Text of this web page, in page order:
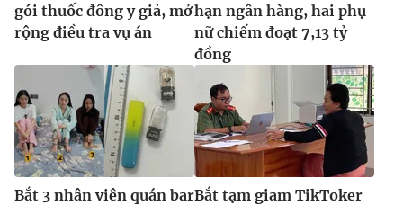
gói thuốc đông y giả, mở
rộng điều tra vụ án
hạn ngân hàng, hai phụ
nữ chiếm đoạt 7,13 tỷ
đồng
Bắt 3 nhân viên quán barBắt tạm giam TikToker